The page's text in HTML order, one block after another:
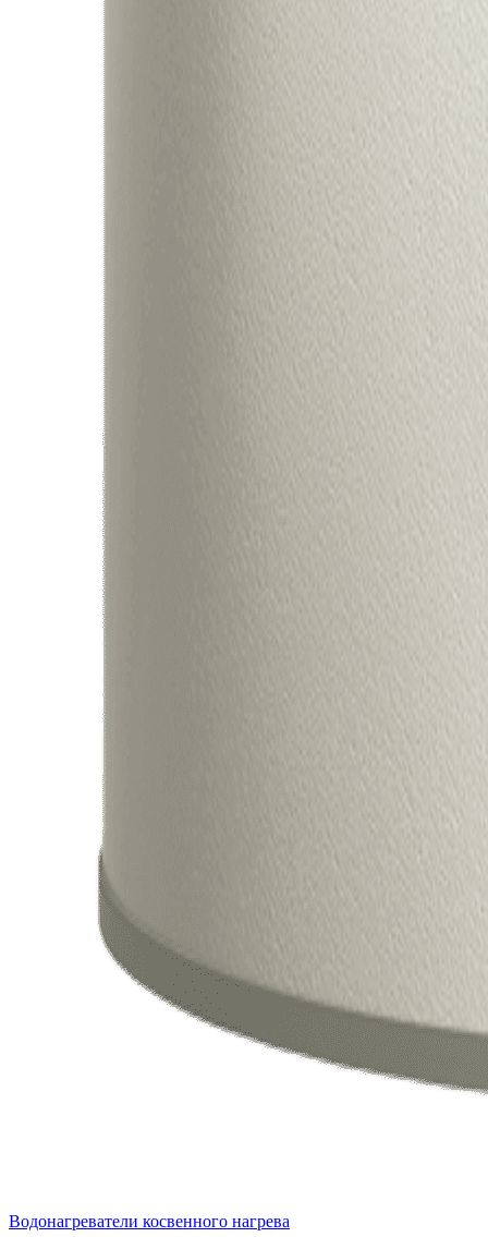
Водонагреватели косвенного нагрева